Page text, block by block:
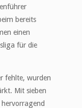
bereits
einen
für die
fehlte, wurden
Mit sieben